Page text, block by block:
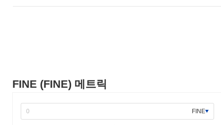
FINE (FINE) 메트릭
FINE
입니다. 또한, FINE은 2024년 2분기에 저명한 DeFi 플랫폼과의 새
로운 파트너십을 출시할 예정이며, 이는 플랫폼 간 통합을 촉진하
성과 사용자 참여를 개선하기 위한 지속적인 노력의 일환입니다.
이러한 이정표에 대한 진행 상황은 공식 커뮤니케이션 채널과 로드